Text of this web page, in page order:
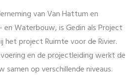
van Van Hattum en
en Waterbouw, is Gedin als Project
het project Ruimte voor de Rivier.
en de projectleiding werkt de
op verschillende niveaus.